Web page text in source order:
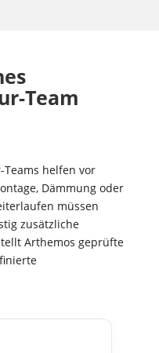
Team
Teams helfen vor
Dämmung oder
müssen
zusätzliche
Arthemos geprüfte